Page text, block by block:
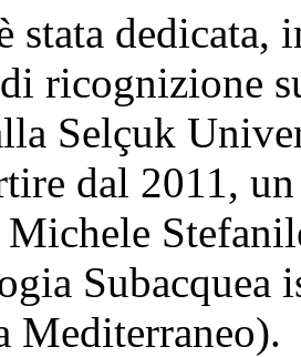
stata
ricognizione
Selçuk
dal 2011,
Mediterraneo).